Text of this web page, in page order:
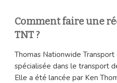
Comment faire une
TNT ?
Thomas Nationwide
spécialisée dans le transport
Elle a été lancée par Ken